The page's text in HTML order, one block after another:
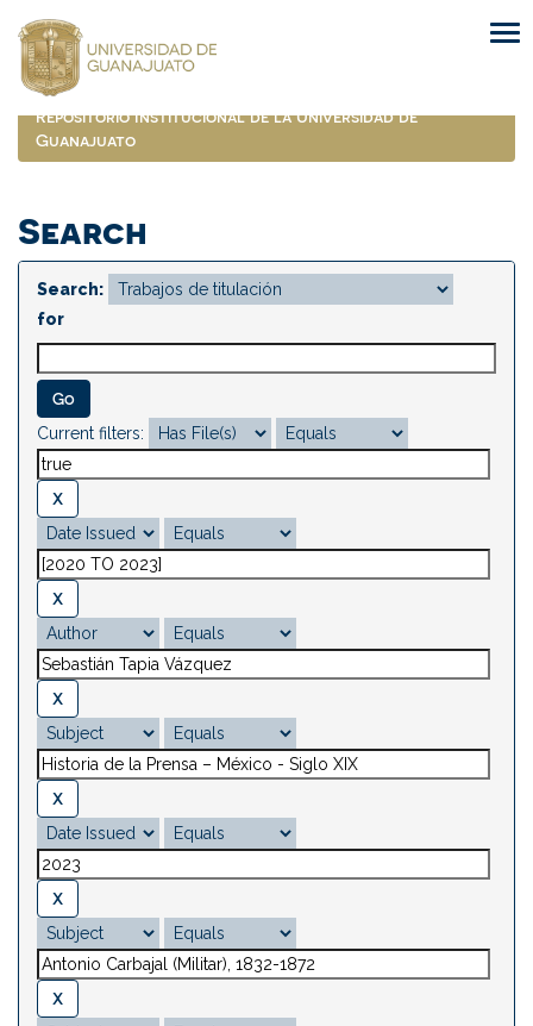
navigation
Repositorio Institucional de la Universidad de
Guanajuato
Search
Search:
for
Current filters: